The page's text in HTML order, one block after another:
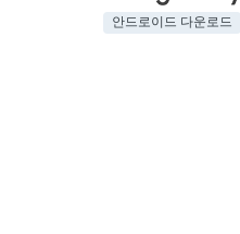
안드로이드 다운로드